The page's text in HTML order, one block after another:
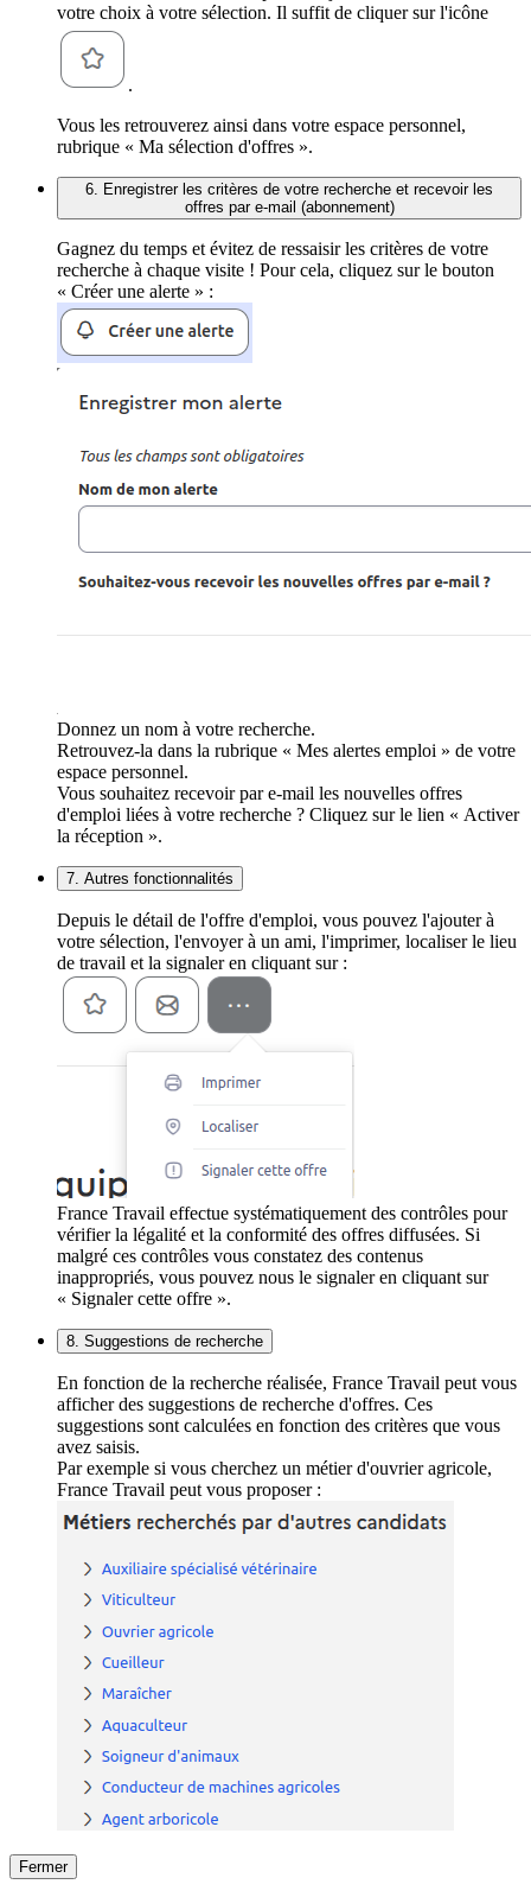
votre choix à votre sélection. Il suffit de cliquer sur l'icône
.
Vous les retrouverez ainsi dans votre espace personnel,
rubrique « Ma sélection d'offres ».
6. Enregistrer les critères de votre recherche et recevoir les
offres par e-mail (abonnement)
Gagnez du temps et évitez de ressaisir les critères de votre
recherche à chaque visite ! Pour cela, cliquez sur le bouton
« Créer une alerte » :
Donnez un nom à votre recherche.
Retrouvez-la dans la rubrique « Mes alertes emploi » de votre
espace personnel.
Vous souhaitez recevoir par e-mail les nouvelles offres
d'emploi liées à votre recherche ? Cliquez sur le lien « Activer
la réception ».
7. Autres fonctionnalités
Depuis le détail de l'offre d'emploi, vous pouvez l'ajouter à
votre sélection, l'envoyer à un ami, l'imprimer, localiser le lieu
de travail et la signaler en cliquant sur :
France Travail effectue systématiquement des contrôles pour
vérifier la légalité et la conformité des offres diffusées. Si
malgré ces contrôles vous constatez des contenus
inappropriés, vous pouvez nous le signaler en cliquant sur
« Signaler cette offre ».
8. Suggestions de recherche
En fonction de la recherche réalisée, France Travail peut vous
afficher des suggestions de recherche d'offres. Ces
suggestions sont calculées en fonction des critères que vous
avez saisis.
Par exemple si vous cherchez un métier d'ouvrier agricole,
France Travail peut vous proposer :
Fermer